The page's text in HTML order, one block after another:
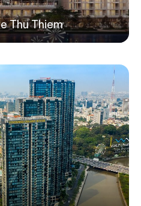
Thu Thiem